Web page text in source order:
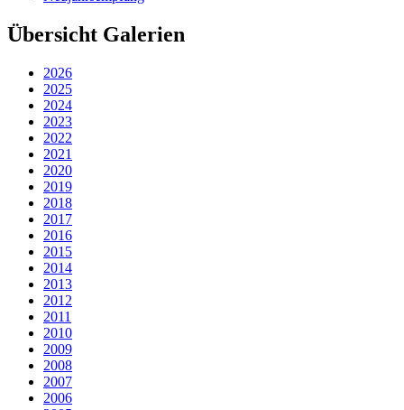
Übersicht Galerien
2026
2025
2024
2023
2022
2021
2020
2019
2018
2017
2016
2015
2014
2013
2012
2011
2010
2009
2008
2007
2006